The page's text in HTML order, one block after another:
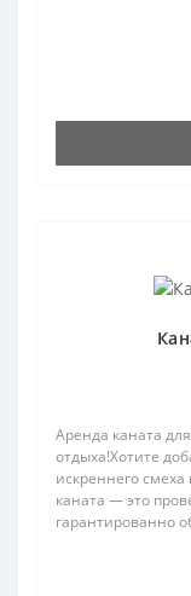
Аренда каната
отдыха!Хотите
искреннего
каната — это
гарантированно